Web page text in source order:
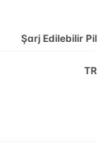
Şarj Edilebilir Pil
TR